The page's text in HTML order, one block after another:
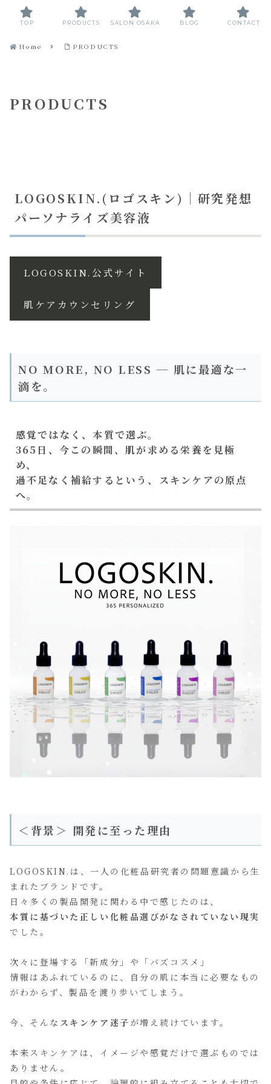
Home PRODUCTS
PRODUCTS
LOGOSKIN.(ロゴスキン)｜研究発想
パーソナライズ美容液
LOGOSKIN.公式サイト
肌ケアカウンセリング
NO MORE, NO LESS ─ 肌に最適な一
滴を。
感覚ではなく、本質で選ぶ。
365日、今この瞬間、肌が求める栄養を見極
め、
過不足なく補給するという、スキンケアの原点
へ。
＜背景＞ 開発に至った理由
LOGOSKIN.は、一人の化粧品研究者の問題意識から生
まれたブランドです。
日々多くの製品開発に関わる中で感じたのは、
本質に基づいた正しい化粧品選びがなされていない現実
でした。
次々に登場する「新成分」や「バズコスメ」
情報はあふれているのに、自分の肌に本当に必要なもの
がわからず、製品を渡り歩いてしまう。
今、そんな スキンケア迷子 が増え続けています。
本来スキンケアは、イメージや感覚だけで選ぶものでは
ありません。
TOP PRODUCTS SALON OSAKA BLOG CONTACT